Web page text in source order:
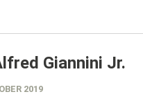
Giannini Jr.
2019